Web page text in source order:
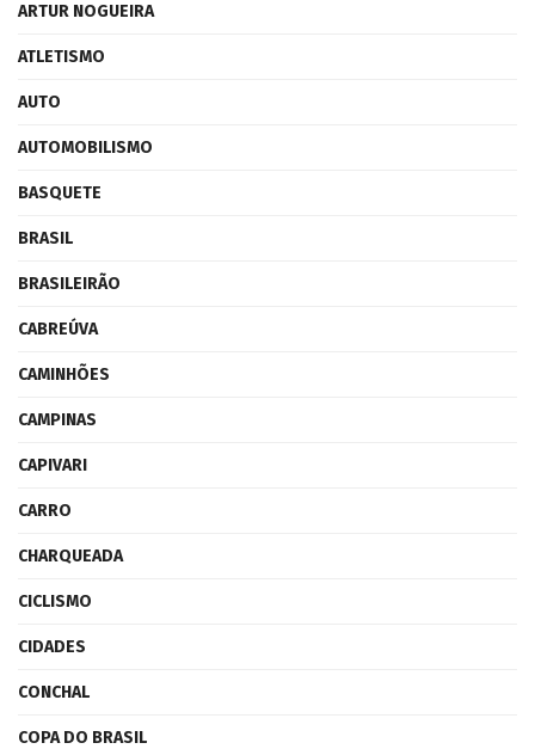
ARTUR NOGUEIRA
ATLETISMO
AUTO
AUTOMOBILISMO
BASQUETE
BRASIL
BRASILEIRÃO
CABREÚVA
CAMINHÕES
CAMPINAS
CAPIVARI
CARRO
CHARQUEADA
CICLISMO
CIDADES
CONCHAL
COPA DO BRASIL